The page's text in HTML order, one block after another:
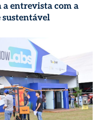
entrevista com a